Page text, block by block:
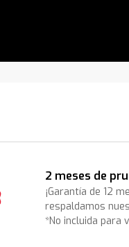
2 meses de
¡Garantía de 12
respaldamos
*No incluida para